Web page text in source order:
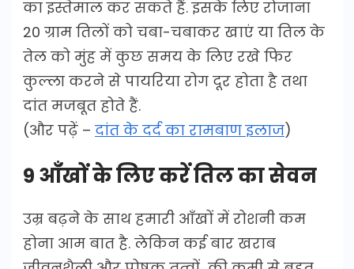
का इस्तेमाल कर सकते हैं. इसके लिए रोजाना
20 ग्राम तिलों को चबा-चबाकर खाएं या तिल के
तेल को मुंह में कुछ समय के लिए रखे फिर
कुल्ला करने से पायरिया रोग दूर होता है तथा
दांत मजबूत होते हैं.
(और पढ़ें – दांत के दर्द का रामबाण इलाज)
9 आँखों के लिए करें तिल का सेवन
उम्र बढ़ने के साथ हमारी आँखों में रोशनी कम
होना आम बात है. लेकिन कई बार खराब